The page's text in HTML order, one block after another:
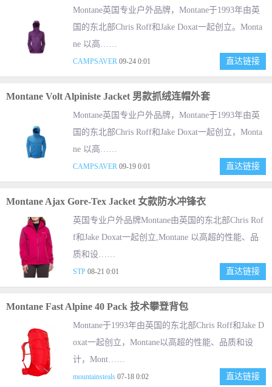
Montane英国专业户外品牌，Montane于1993年由英
国的东北部Chris Roff和Jake Doxat一起创立。Monta
ne 以高……
CAMPSAVER 09-24 0:01 直达链接
Montane Volt Alpiniste Jacket 男款抓绒连帽外套
Montane英国专业户外品牌，Montane于1993年由英
国的东北部Chris Roff和Jake Doxat一起创立，Monta
ne 以高……
CAMPSAVER 09-19 0:01 直达链接
Montane Ajax Gore-Tex Jacket 女款防水冲锋衣
英国专业户外品牌Montane由英国的东北部Chris Rof
f和Jake Doxat一起创立,Montane 以高超的性能、品
质和设……
STP 08-21 0:01 直达链接
Montane Fast Alpine 40 Pack 技术攀登背包
Montane于1993年由英国的东北部Chris Roff和Jake D
oxat一起创立，Montane以高超的性能、品质和设
计，Mont……
mountainsteals 07-18 0:02 直达链接